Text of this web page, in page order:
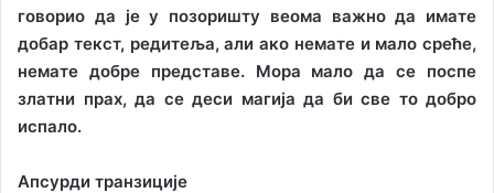
говорио да је у позоришту веома важно да имате
добар текст, редитеља, али ако немате и мало среће,
немате добре представе. Мора мало да се поспе
златни прах, да се деси магија да би све то добро
испало.
Апсурди транзиције